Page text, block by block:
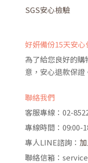
SGS安心檢驗
好妍備份15天安心
為了給您良好的購
意，安心退款保證
聯絡我們
客服專線：02-
專線時間：09:00-
專人LINE諮詢：
聯絡信箱：